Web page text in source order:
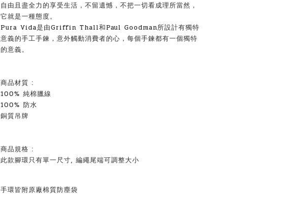
自由且盡全力的享受生活，不留遺憾，不把一切看成理所當然，
它就是一種態度。
Pura Vida是由Griffin Thall和Paul Goodman所設計有獨特
意義的手工手鍊，意外觸動消費者的心，每個手鍊都有一個獨特
的意義。
商品材質 :
100% 純棉臘線
100% 防水
銅質吊牌
商品規格 :
此款腳環只有單一尺寸, 編繩尾端可調整大小
手環皆附原廠棉質防塵袋